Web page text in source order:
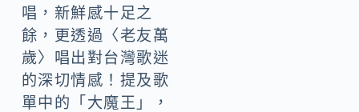
唱，新鮮感十足之
餘，更透過〈老友萬
歲〉唱出對台灣歌迷
的深切情感！提及歌
單中的「大魔王」，